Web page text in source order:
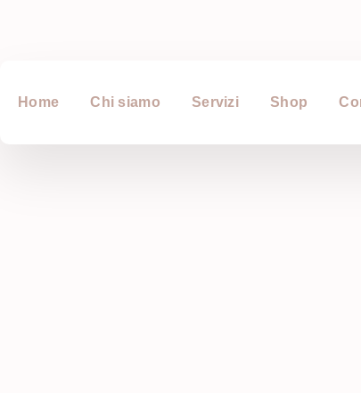
Home Chi siamo Servizi Shop